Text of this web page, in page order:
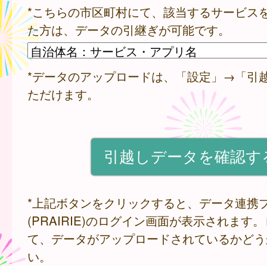
*こちらの市区町村にて、該当するサービス
た方は、データの引継ぎが可能です。
*データのアップロードは、「設定」→「引
ただけます。
*上記ボタンをクリックすると、データ連携
(PRAIRIE)のログイン画面が表示されます
て、データがアップロードされているかど
い。